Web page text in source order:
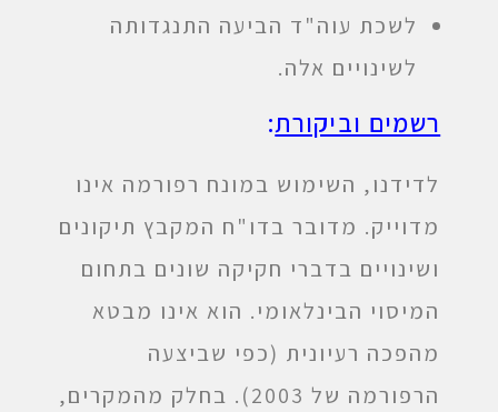
לשכת עוה"ד הביעה התנגדותה
לשינויים אלה.
רשמים וביקורת:
לדידנו, השימוש במונח רפורמה אינו
מדוייק. מדובר בדו"ח המקבץ תיקונים
ושינויים בדברי חקיקה שונים בתחום
המיסוי הבינלאומי. הוא אינו מבטא
מהפכה רעיונית (כפי שביצעה
הרפורמה של 2003). בחלק מהמקרים,